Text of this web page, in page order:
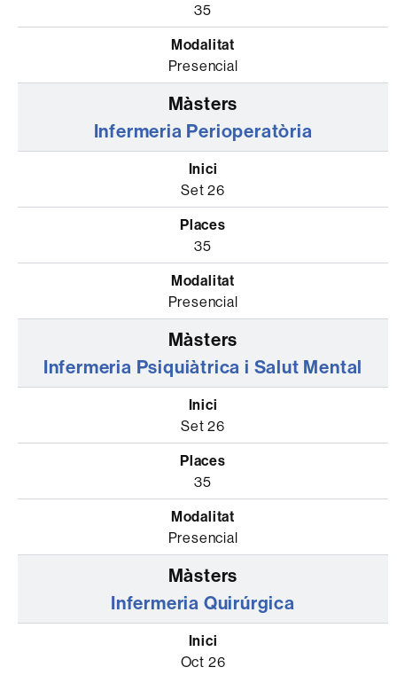
35
Presencial
Infermeria Perioperatòria
Set 26
35
Presencial
Infermeria Psiquiàtrica i Salut Mental
Set 26
35
Presencial
Infermeria Quirúrgica
Oct 26